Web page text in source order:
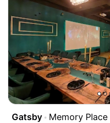
Gatsby Memory Place